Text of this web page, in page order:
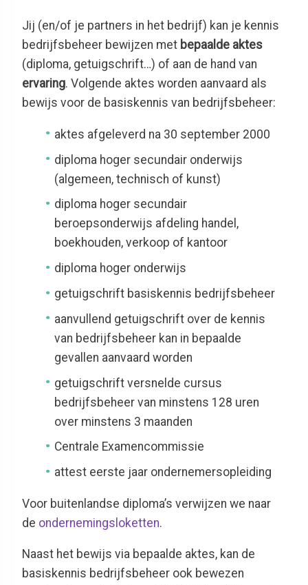
Jij (en/of je partners in het bedrijf) kan je kennis
bedrijfsbeheer bewijzen met bepaalde aktes
(diploma, getuigschrift…) of aan de hand van
ervaring. Volgende aktes worden aanvaard als
bewijs voor de basiskennis van bedrijfsbeheer:
aktes afgeleverd na 30 september 2000
diploma hoger secundair onderwijs
(algemeen, technisch of kunst)
diploma hoger secundair
beroepsonderwijs afdeling handel,
boekhouden, verkoop of kantoor
diploma hoger onderwijs
getuigschrift basiskennis bedrijfsbeheer
aanvullend getuigschrift over de kennis
van bedrijfsbeheer kan in bepaalde
gevallen aanvaard worden
getuigschrift versnelde cursus
bedrijfsbeheer van minstens 128 uren
over minstens 3 maanden
Centrale Examencommissie
attest eerste jaar ondernemersopleiding
Voor buitenlandse diploma’s verwijzen we naar
de ondernemingsloketten.
Naast het bewijs via bepaalde aktes, kan de
basiskennis bedrijfsbeheer ook bewezen